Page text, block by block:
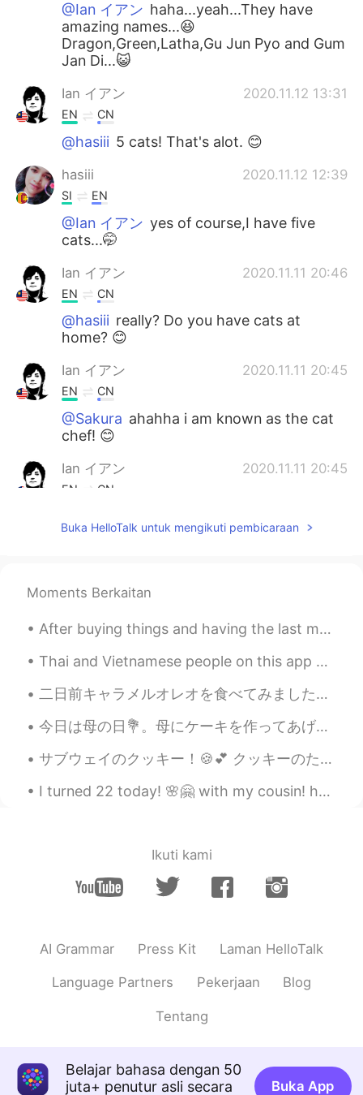
@Ian イアン haha...yeah...They have
amazing names...😆
Dragon,Green,Latha,Gu Jun Pyo and Gum
Jan Di...😺
Ian イアン 2020.11.12 13:31
EN CN
@hasiii 5 cats! That's alot. 😊
hasiii 2020.11.12 12:39
SI EN
@Ian イアン yes of course,I have five
cats...🤭
Ian イアン 2020.11.11 20:46
EN CN
@hasiii really? Do you have cats at
home? 😊
Ian イアン 2020.11.11 20:45
EN CN
@Sakura ahahha i am known as the cat
chef! 😊
Ian イアン 2020.11.11 20:45
EN CN
Oh my god...They are so cute...❤😃 I love
JP KR
Cute guests😆😆 You must be famous as
TH EN
Wow!! So cute ~><~
@Ian イアン
I'm envy that you are
popularity for cats !!😏
EN CN
my gouse house 2 months ago. 😊
@Thiponnyahyes 😊 very cute and small
Buka HelloTalk untuk mengikuti pembicaraan
Moments Berkaitan
After buying things and having the last meal at a shop near the station, I returned to Nagoya fro...
Thai and Vietnamese people on this app are friendly. I appreciate their effort in trying to inter...
二日前キャラメルオレオを食べてみました！会社の隣のスーパーで買って来ました。😍❤️ スーパーはいろんな輸入食品があるけど、最近新しいものをたくさんあります。クッキーとチップスが一番多いです。多分...
今日は母の日💐。母にケーキを作ってあげました! 昨年もケーキを作りました。 ハート形のケーキは先週にお店ヘ買った。ママは何も欲しくないから、ケーキを作ったんだ。 皆さん、母の日はどうやって祝...
サブウェイのクッキー！🍪💕 クッキーのため、サブウェイに行きました！ 味が３つがあります。オートミールレーズン、マイトチップマカダミア、ダブルチョコレート。最近クッキーは安く販売されていた、一...
I turned 22 today! 🌸🤗 with my cousin! haha who turned 25! the cake was a blend of tiramisu and bl...
Ikuti kami
AI Grammar Press Kit Laman HelloTalk
Language Partners Pekerjaan Blog
Tentang
Belajar bahasa dengan 50
juta+ penutur asli secara
Buka App